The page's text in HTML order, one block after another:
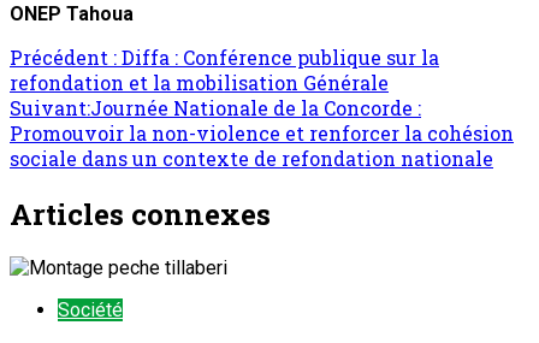
ONEP Tahoua
Précédent :Diffa : Conférence publique sur la
refondation et la mobilisation Générale
Suivant:Journée Nationale de la Concorde :
Promouvoir la non-violence et renforcer la cohésion
sociale dans un contexte de refondation nationale
Articles connexes
Société